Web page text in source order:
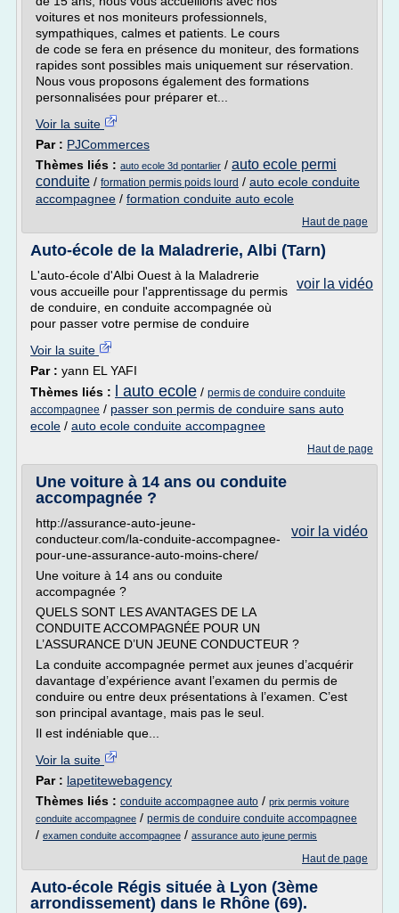
voitures et nos moniteurs professionnels,
sympathiques, calmes et patients. Le cours
de code se fera en présence du moniteur, des formations
rapides sont possibles mais uniquement sur réservation.
Nous vous proposons également des formations
personnalisées pour préparer et...
Voir la suite
Par : PJCommerces
Thèmes liés : auto ecole 3d pontarlier / auto ecole permi
conduite / formation permis poids lourd / auto ecole conduite
accompagnee / formation conduite auto ecole
Haut de page
Auto-école de la Maladrerie, Albi (Tarn)
voir la vidéo
L'auto-école d'Albi Ouest à la Maladrerie
vous accueille pour l'apprentissage du permis
de conduire, en conduite accompagnée où
pour passer votre permise de conduire
Voir la suite
Par : yann EL YAFI
Thèmes liés :
l auto ecole / permis de conduire conduite
accompagnee / passer son permis de conduire sans auto
ecole / auto ecole conduite accompagnee
Haut de page
Une voiture à 14 ans ou conduite
accompagnée ?
voir la vidéo
http://assurance-auto-jeune-
conducteur.com/la-conduite-accompagnee-
pour-une-assurance-auto-moins-chere/
Une voiture à 14 ans ou conduite
accompagnée ?
QUELS SONT LES AVANTAGES DE LA
CONDUITE ACCOMPAGNÉE POUR UN
L’ASSURANCE D’UN JEUNE CONDUCTEUR ?
La conduite accompagnée permet aux jeunes d’acquérir
davantage d’expérience avant l’examen du permis de
conduire ou entre deux présentations à l’examen. C’est
son principal avantage, mais pas le seul.
Il est indéniable que...
Voir la suite
Par : lapetitewebagency
Thèmes liés : conduite accompagnee auto / prix permis voiture
conduite accompagnee / permis de conduire conduite accompagnee
/ examen conduite accompagnee / assurance auto jeune permis
Haut de page
Auto-école Régis située à Lyon (3ème
arrondissement) dans le Rhône (69).